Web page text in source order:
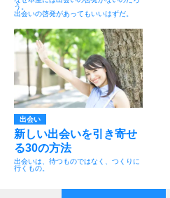
う。
出会いの啓発があってもいいはずだ。
出会い
新しい出会いを引き寄せ
る30の方法
出会いは、待つものではなく、つくりに
行くもの。